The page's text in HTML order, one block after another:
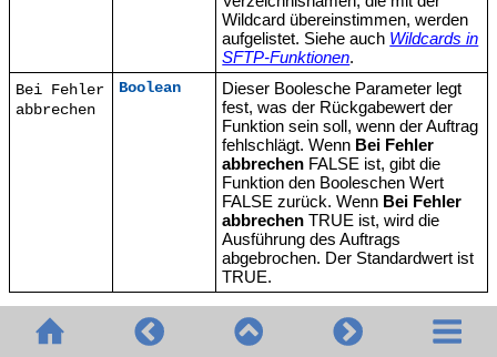
Wildcard übereinstimmen, werden
aufgelistet. Siehe auch Wildcards in
SFTP-Funktionen.
Bei Fehler
abbrechen
Boolean
Dieser Boolesche Parameter legt
fest, was der Rückgabewert der
Funktion sein soll, wenn der Auftrag
fehlschlägt. Wenn Bei Fehler
abbrechen FALSE ist, gibt die
Funktion den Booleschen Wert
FALSE zurück. Wenn Bei Fehler
abbrechen TRUE ist, wird die
Ausführung des Auftrags
abgebrochen. Der Standardwert ist
TRUE.